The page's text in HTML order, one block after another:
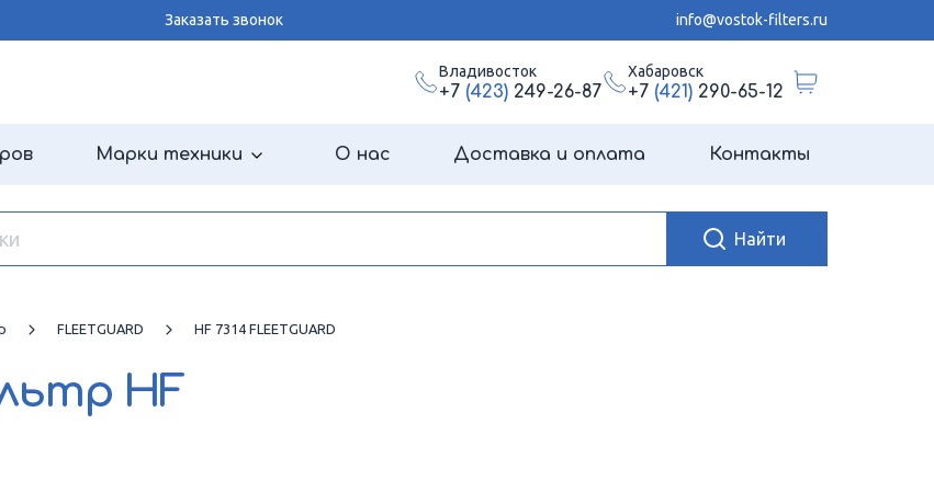
Заказать звонок info@vostok-filters.ru
Владивосток
+7 (423)249-26-87
Хабаровск
+7 (421)290-65-12
Марки техники О нас Доставка и оплата Контакты
FLEETGUARD HF 7314 FLEETGUARD
HF